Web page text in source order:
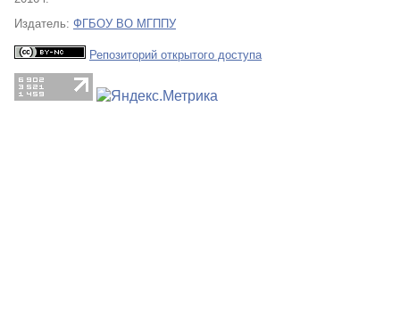
Издатель: ФГБОУ ВО МГППУ
Репозиторий открытого доступа